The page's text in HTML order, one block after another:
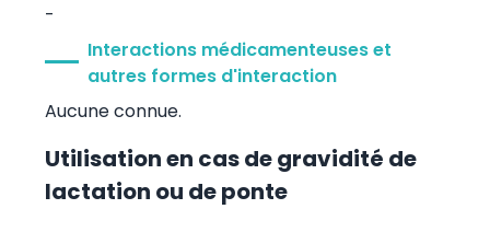
-
Interactions médicamenteuses et
autres formes d'interaction
Aucune connue.
Utilisation en cas de gravidité de
lactation ou de ponte